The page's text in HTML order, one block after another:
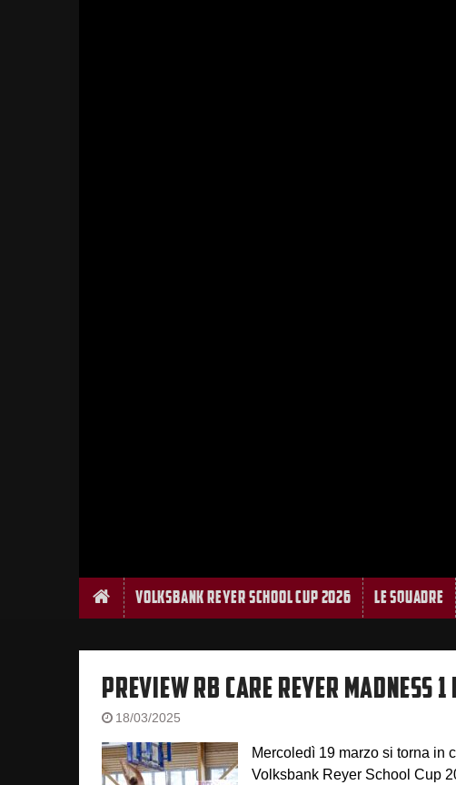
HomeVolksbank Reyer School Cup 2026 Le Squadre
PREVIEW RB CARE REYER MADNESS 1
18/03/2025
Mercoledì 19 marzo si torna in
Volksbank Reyer School Cup